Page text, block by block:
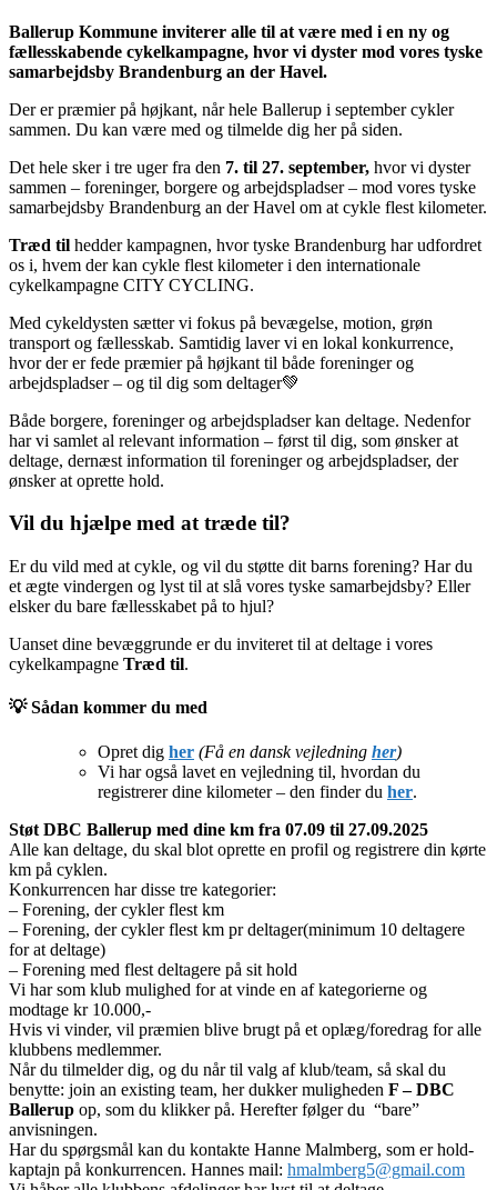
Ballerup Kommune inviterer alle til at være med i en ny og
fællesskabende cykelkampagne, hvor vi dyster mod vores tyske
samarbejdsby Brandenburg an der Havel.
Der er præmier på højkant, når hele Ballerup i september cykler
sammen. Du kan være med og tilmelde dig her på siden.
Det hele sker i tre uger fra den 7. til 27. september, hvor vi dyster
sammen – foreninger, borgere og arbejdspladser – mod vores tyske
samarbejdsby Brandenburg an der Havel om at cykle flest kilometer.
Træd til hedder kampagnen, hvor tyske Brandenburg har udfordret
os i, hvem der kan cykle flest kilometer i den internationale
cykelkampagne CITY CYCLING.
Med cykeldysten sætter vi fokus på bevægelse, motion, grøn
transport og fællesskab. Samtidig laver vi en lokal konkurrence,
hvor der er fede præmier på højkant til både foreninger og
arbejdspladser – og til dig som deltager💚
Både borgere, foreninger og arbejdspladser kan deltage. Nedenfor
har vi samlet al relevant information – først til dig, som ønsker at
deltage, dernæst information til foreninger og arbejdspladser, der
ønsker at oprette hold.
Vil du hjælpe med at træde til?
Er du vild med at cykle, og vil du støtte dit barns forening? Har du
et ægte vindergen og lyst til at slå vores tyske samarbejdsby? Eller
elsker du bare fællesskabet på to hjul?
Uanset dine bevæggrunde er du inviteret til at deltage i vores
cykelkampagne Træd til.
💡 Sådan kommer du med
Opret dig her (Få en dansk vejledning her)
Vi har også lavet en vejledning til, hvordan du
registrerer dine kilometer – den finder du her.
Støt DBC Ballerup med dine km fra 07.09 til 27.09.2025
Alle kan deltage, du skal blot oprette en profil og registrere din kørte
km på cyklen.
Konkurrencen har disse tre kategorier:
– Forening, der cykler flest km
– Forening, der cykler flest km pr deltager(minimum 10 deltagere
for at deltage)
– Forening med flest deltagere på sit hold
Vi har som klub mulighed for at vinde en af kategorierne og
modtage kr 10.000,-
Hvis vi vinder, vil præmien blive brugt på et oplæg/foredrag for alle
klubbens medlemmer.
Når du tilmelder dig, og du når til valg af klub/team, så skal du
benytte: join an existing team, her dukker muligheden F – DBC
Ballerup op, som du klikker på. Herefter følger du “bare”
anvisningen.
Har du spørgsmål kan du kontakte Hanne Malmberg, som er hold-
kaptajn på konkurrencen. Hannes mail: hmalmberg5@gmail.com